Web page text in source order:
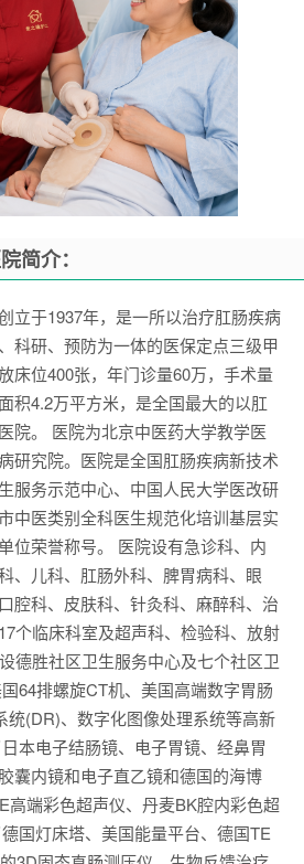
简介：
立于1937年，是一所以治疗肛肠疾病
科研、预防为一体的医保定点三级甲
床位400张，年门诊量60万，手术量
积4.2万平方米，是全国最大的以肛
院。 医院为北京中医药大学教学医
研究院。医院是全国肛肠疾病新技术
服务示范中心、中国人民大学医改研
中医类别全科医生规范化培训基层实
位荣誉称号。 医院设有急诊科、内
、儿科、肛肠外科、脾胃病科、眼
腔科、皮肤科、针灸科、麻醉科、治
个临床科室及超声科、检验科、放射
德胜社区卫生服务中心及七个社区卫
64排螺旋CT机、美国高端数字胃肠
统(DR)、数字化图像处理系统等高新
本电子结肠镜、电子胃镜、经鼻胃
囊内镜和电子直乙镜和德国的海博
高端彩色超声仪、丹麦BK腔内彩色超
国灯床塔、美国能量平台、德国TE